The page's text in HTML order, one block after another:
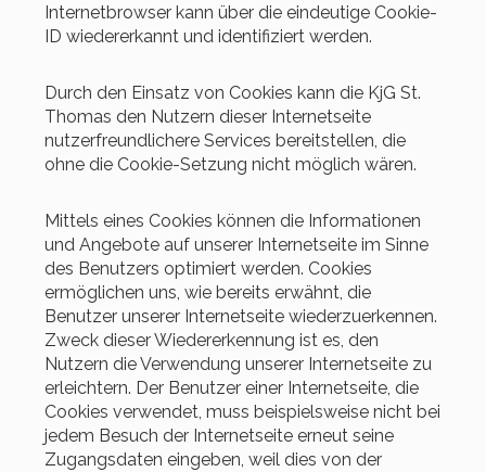
Internetbrowser kann über die eindeutige Cookie-
ID wiedererkannt und identifiziert werden.
Durch den Einsatz von Cookies kann die KjG St.
Thomas den Nutzern dieser Internetseite
nutzerfreundlichere Services bereitstellen, die
ohne die Cookie-Setzung nicht möglich wären.
Mittels eines Cookies können die Informationen
und Angebote auf unserer Internetseite im Sinne
des Benutzers optimiert werden. Cookies
ermöglichen uns, wie bereits erwähnt, die
Benutzer unserer Internetseite wiederzuerkennen.
Zweck dieser Wiedererkennung ist es, den
Nutzern die Verwendung unserer Internetseite zu
erleichtern. Der Benutzer einer Internetseite, die
Cookies verwendet, muss beispielsweise nicht bei
jedem Besuch der Internetseite erneut seine
Zugangsdaten eingeben, weil dies von der